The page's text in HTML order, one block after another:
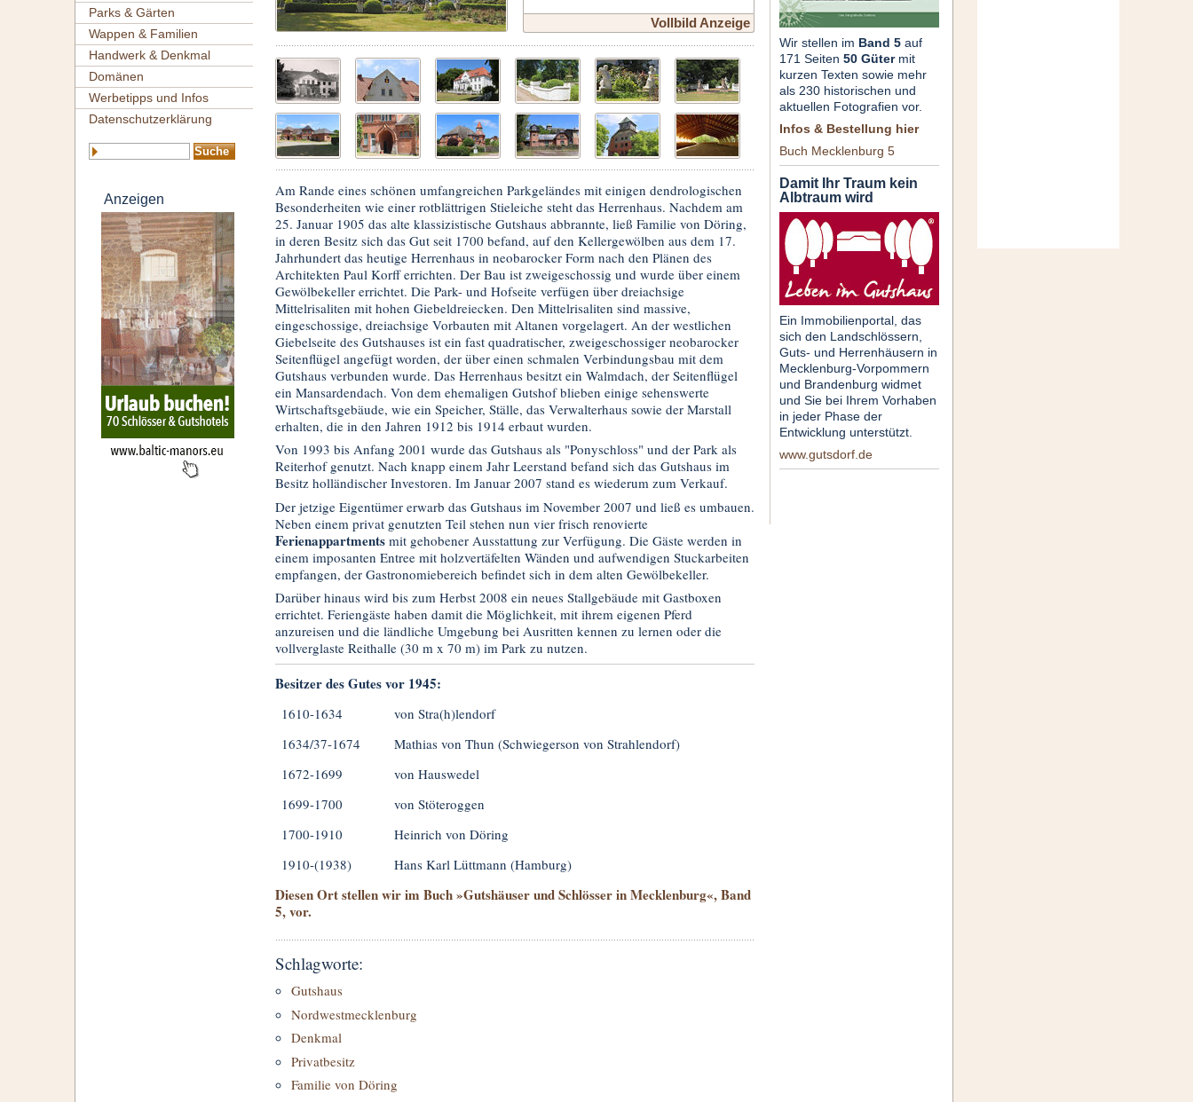
Parks & Gärten
Wappen & Familien
Handwerk & Denkmal
Domänen
Werbetipps und Infos
Datenschutzerklärung
Anzeigen
Wir stellen im Band 5auf
171 Seiten 50 Gütermit
kurzen Texten sowie mehr
als 230 historischen und
aktuellen Fotografien vor.
Infos & Bestellung hier
Buch Mecklenburg 5
Damit Ihr Traum kein
Albtraum wird
Ein Immobilienportal, das
sich den Landschlössern,
Guts- und Herrenhäusern in
Mecklenburg-Vorpommern
und Brandenburg widmet
und Sie bei Ihrem Vorhaben
in jeder Phase der
Entwicklung unterstützt.
www.gutsdorf.de
Vollbild Anzeige
Am Rande eines schönen umfangreichen Parkgeländes mit einigen dendrologischen
Besonderheiten wie einer rotblättrigen Stieleiche steht das Herrenhaus. Nachdem am
25. Januar 1905 das alte klassizistische Gutshaus abbrannte, ließ Familie von Döring,
in deren Besitz sich das Gut seit 1700 befand, auf den Kellergewölben aus dem 17.
Jahrhundert das heutige Herrenhaus in neobarocker Form nach den Plänen des
Architekten Paul Korff errichten. Der Bau ist zweigeschossig und wurde über einem
Gewölbekeller errichtet. Die Park- und Hofseite verfügen über dreiachsige
Mittelrisaliten mit hohen Giebeldreiecken. Den Mittelrisaliten sind massive,
eingeschossige, dreiachsige Vorbauten mit Altanen vorgelagert. An der westlichen
Giebelseite des Gutshauses ist ein fast quadratischer, zweigeschossiger neobarocker
Seitenflügel angefügt worden, der über einen schmalen Verbindungsbau mit dem
Gutshaus verbunden wurde. Das Herrenhaus besitzt ein Walmdach, der Seitenflügel
ein Mansardendach. Von dem ehemaligen Gutshof blieben einige sehenswerte
Wirtschaftsgebäude, wie ein Speicher, Ställe, das Verwalterhaus sowie der Marstall
erhalten, die in den Jahren 1912 bis 1914 erbaut wurden.
Von 1993 bis Anfang 2001 wurde das Gutshaus als "Ponyschloss" und der Park als
Reiterhof genutzt. Nach knapp einem Jahr Leerstand befand sich das Gutshaus im
Besitz holländischer Investoren. Im Januar 2007 stand es wiederum zum Verkauf.
Der jetzige Eigentümer erwarb das Gutshaus im November 2007 und ließ es umbauen.
Neben einem privat genutzten Teil stehen nun vier frisch renovierte
Ferienappartmentsmit gehobener Ausstattung zur Verfügung. Die Gäste werden in
einem imposanten Entree mit holzvertäfelten Wänden und aufwendigen Stuckarbeiten
empfangen, der Gastronomiebereich befindet sich in dem alten Gewölbekeller.
Darüber hinaus wird bis zum Herbst 2008 ein neues Stallgebäude mit Gastboxen
errichtet. Feriengäste haben damit die Möglichkeit, mit ihrem eigenen Pferd
anzureisen und die ländliche Umgebung bei Ausritten kennen zu lernen oder die
vollverglaste Reithalle (30 m x 70 m) im Park zu nutzen.
Besitzer des Gutes vor 1945:
1610-1634
von Stra(h)lendorf
1634/37-1674
Mathias von Thun (Schwiegerson von Strahlendorf)
1672-1699
von Hauswedel
1699-1700
von Stöteroggen
1700-1910
Heinrich von Döring
1910-(1938)
Hans Karl Lüttmann (Hamburg)
Diesen Ort stellen wir im Buch »Gutshäuser und Schlösser in Mecklenburg«, Band
5, vor.
Schlagworte:
Gutshaus
Nordwestmecklenburg
Denkmal
Privatbesitz
Familie von Döring